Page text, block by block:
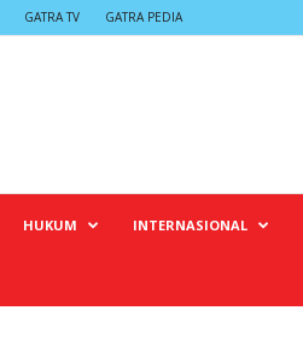
GATRA TV GATRA PEDIA
HUKUM INTERNASIONAL